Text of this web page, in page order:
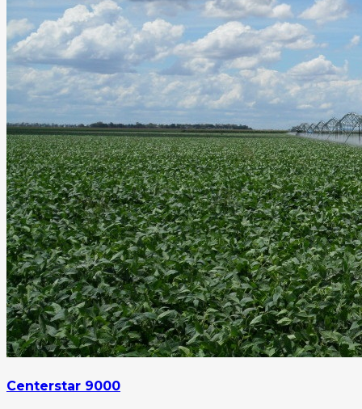
Centerstar 9000